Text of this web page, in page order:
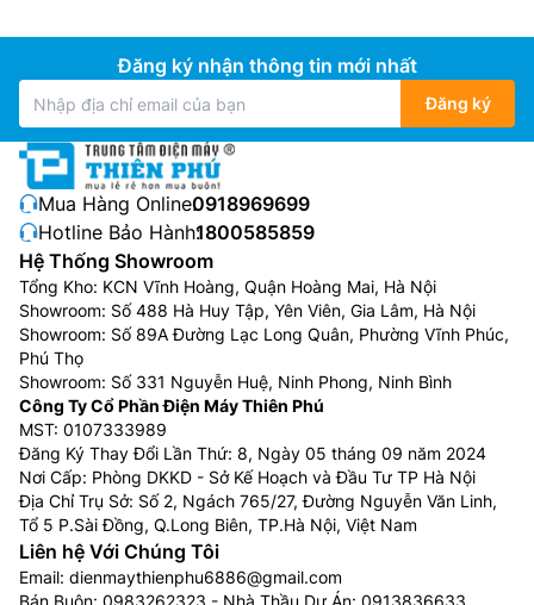
Đăng ký nhận thông tin mới nhất
Đăng ký
Mua Hàng Online:0918969699
Hotline Bảo Hành:1800585859
Hệ Thống Showroom
Tổng Kho: KCN Vĩnh Hoàng, Quận Hoàng Mai, Hà Nội
Showroom: Số 488 Hà Huy Tập, Yên Viên, Gia Lâm, Hà Nội
Showroom: Số 89A Đường Lạc Long Quân, Phường Vĩnh Phúc,
Phú Thọ
Showroom: Số 331 Nguyễn Huệ, Ninh Phong, Ninh Bình
Công Ty Cổ Phần Điện Máy Thiên Phú
MST: 0107333989
Đăng Ký Thay Đổi Lần Thứ: 8, Ngày 05 tháng 09 năm 2024
Nơi Cấp: Phòng DKKD - Sở Kế Hoạch và Đầu Tư TP Hà Nội
Địa Chỉ Trụ Sở: Số 2, Ngách 765/27, Đường Nguyễn Văn Linh,
Tổ 5 P.Sài Đồng, Q.Long Biên, TP.Hà Nội, Việt Nam
Liên hệ Với Chúng Tôi
Email: dienmaythienphu6886@gmail.com